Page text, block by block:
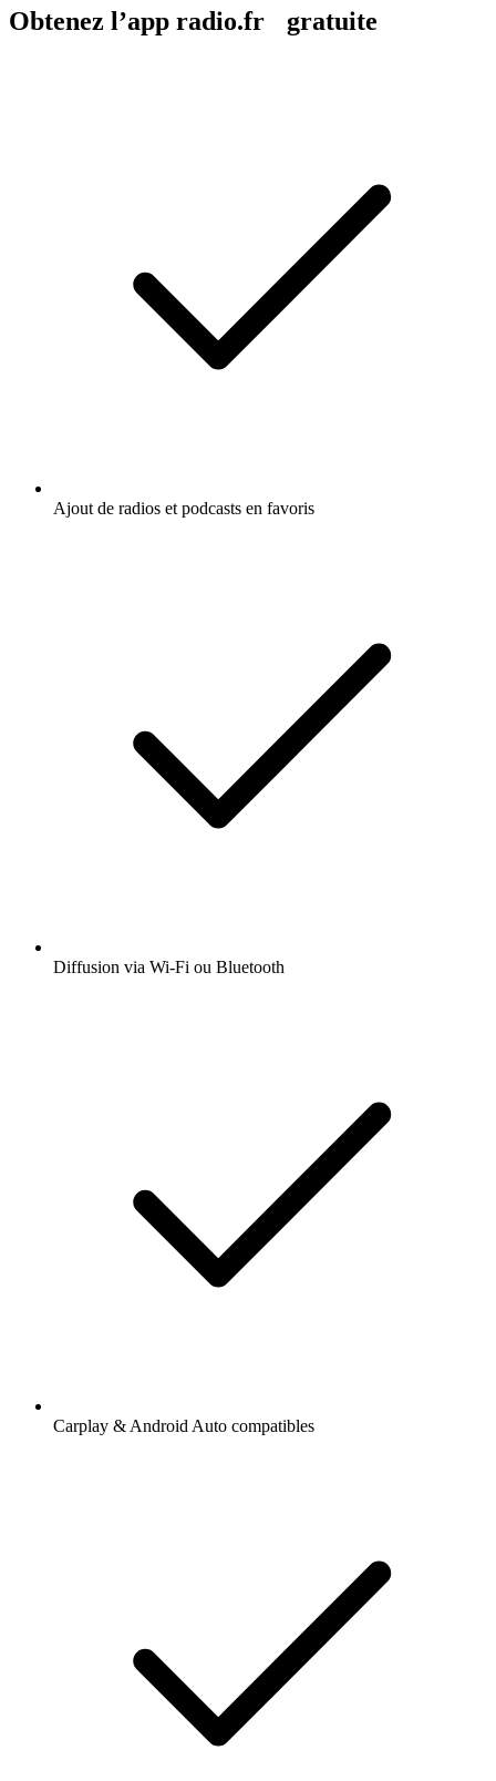
Obtenez l’app radio.fr gratuite
Ajout de radios et podcasts en favoris
Diffusion via Wi-Fi ou Bluetooth
Carplay & Android Auto compatibles